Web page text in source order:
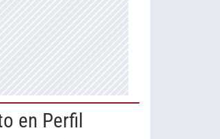
en Perfil